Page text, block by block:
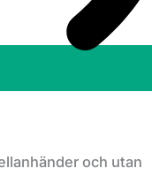
och utan